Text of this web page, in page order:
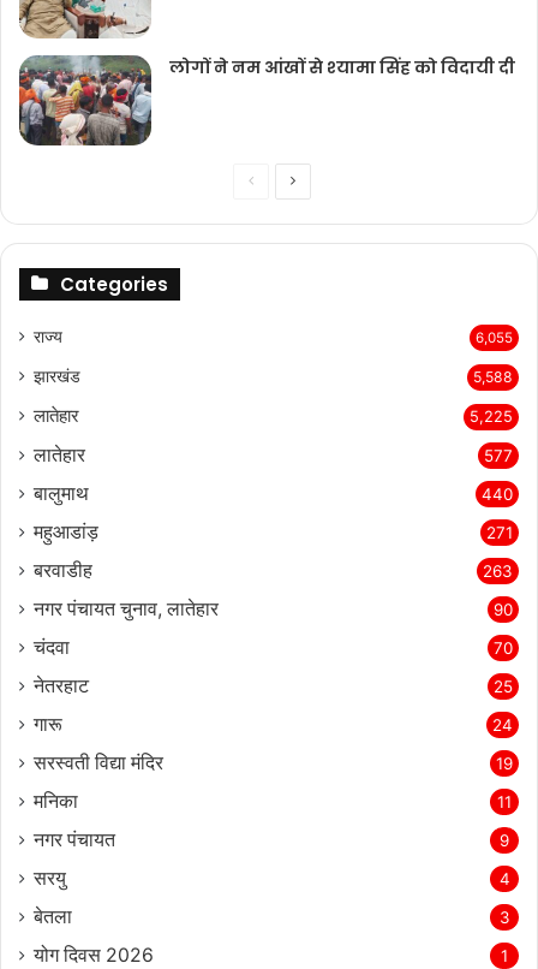
लोगों ने नम आंखों से श्‍यामा सिंह को विदायी दी
PreviousNext
Categories
राज्‍य 6,055
झारखंड 5,588
लातेहार 5,225
लातेहार 577
बालुमाथ 440
महुआडांड़ 271
बरवाडीह 263
नगर पंचायत चुनाव, लातेहार 90
चंदवा 70
नेतरहाट 25
गारू 24
सरस्‍वती विद्या मंदिर 19
मनिका 11
नगर पंचायत 9
सरयु 4
बेतला 3
योग दिवस 2026 1